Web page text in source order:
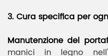
3. Cura specifica per
Manutenzione del
manici in legno